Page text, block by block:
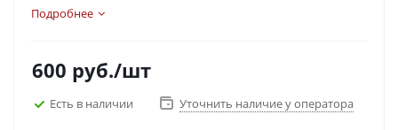
Подробнее
600 руб./шт
Есть в наличии Уточнить наличие у оператора